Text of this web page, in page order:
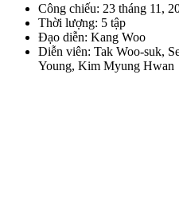
Công chiếu: 23 tháng 11,
Thời lượng: 5 tập
Đạo diễn: Kang Woo
Diễn viên: Tak Woo-suk,
Young, Kim Myung Hwan